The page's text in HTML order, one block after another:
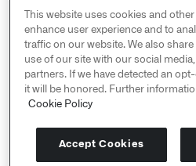
© 2026 Palantir
reserved.
Cookies Statement ↗
Privacy Statement ↗
Terms of Use ↗
Do Not Sell or Share My
This website uses cookies and
enhance user experience and to
traffic on our website. We also
use of our site with our social
partners. If we have detected an
it will be honored. Further
Cookie Policy
Accept Cookies